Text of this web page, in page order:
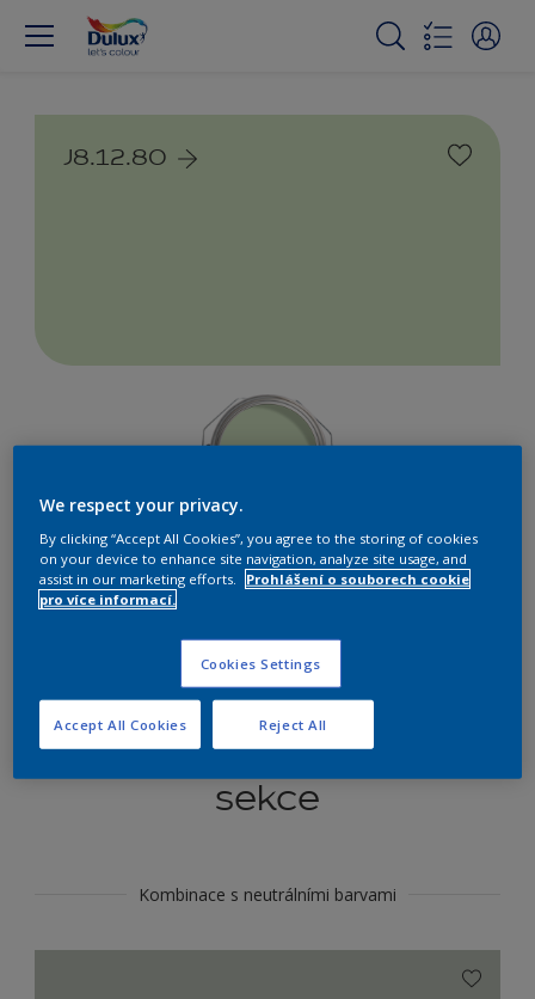
J8.12.80
Najít výrobek v tomto odstínu
Koordinovat barevné
sekce
Kombinace s neutrálními barvami
We respect your privacy.
By clicking “Accept All Cookies”, you agree to the storing of cookies
on your device to enhance site navigation, analyze site usage, and
assist in our marketing efforts.
Prohlášení o souborech cookie
pro více informací.
Cookies Settings
Reject All
Accept All Cookies